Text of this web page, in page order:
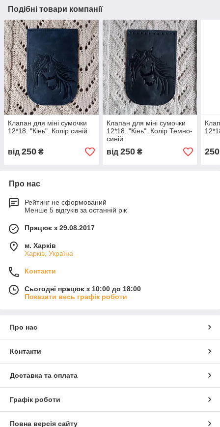
Подібні товари компанії
Клапан для міні сумочки
12*18. "Кiнь". Колір синій
від 250 ₴
Клапан для міні сумочки
12*18. "Кінь". Колір Темно-
синій
від 250₴ 250
Про нас
Рейтинг не сформований
Менше 5 відгуків за останній рік
Працює з 29.08.2017
м. Харків
Харків, Україна
Контакти
Сьогодні працює з 10:00 до 18:00
Показати весь графік роботи
Про нас
Контакти
Доставка та оплата
Графік роботи
Повна версія сайту